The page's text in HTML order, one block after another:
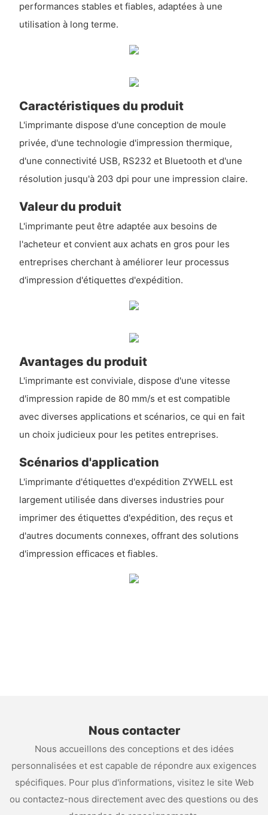
performances stables et fiables, adaptées à une
utilisation à long terme.
Caractéristiques du produit
L'imprimante dispose d'une conception de moule
privée, d'une technologie d'impression thermique,
d'une connectivité USB, RS232 et Bluetooth et d'une
résolution jusqu'à 203 dpi pour une impression claire.
Valeur du produit
L'imprimante peut être adaptée aux besoins de
l'acheteur et convient aux achats en gros pour les
entreprises cherchant à améliorer leur processus
d'impression d'étiquettes d'expédition.
Avantages du produit
L'imprimante est conviviale, dispose d'une vitesse
d'impression rapide de 80 mm/s et est compatible
avec diverses applications et scénarios, ce qui en fait
un choix judicieux pour les petites entreprises.
Scénarios d'application
L'imprimante d'étiquettes d'expédition ZYWELL est
largement utilisée dans diverses industries pour
imprimer des étiquettes d'expédition, des reçus et
d'autres documents connexes, offrant des solutions
d'impression efficaces et fiables.
Nous contacter
Nous accueillons des conceptions et des idées
personnalisées et est capable de répondre aux exigences
spécifiques. Pour plus d'informations, visitez le site Web
ou contactez-nous directement avec des questions ou des